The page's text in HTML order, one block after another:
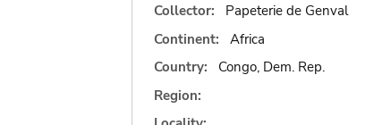
Collector:
Papeterie de Genval
Continent:
Africa
Country:
Congo, Dem. Rep.
Region: